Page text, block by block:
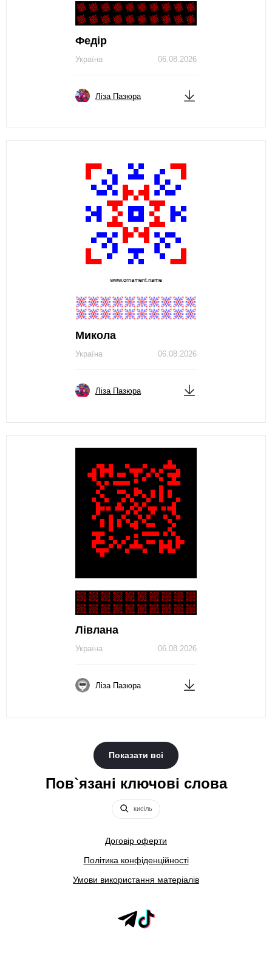
Федір
06.08.2026
Україна
Ліза Пазюра
Микола
06.08.2026
Україна
Ліза Пазюра
Лівлана
06.08.2026
Україна
Ліза Пазюра
Показати всі
Пов`язані ключові слова
кисiль
Договір оферти
Політика конфіденційності
Умови використання матеріалів